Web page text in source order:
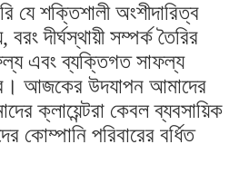
যে শক্তিশালী অংশীদারিত্ব
দীর্ঘস্থায়ী সম্পর্ক তৈরির
এবং ব্যক্তিগত সাফল্য
আজকের উদযাপন আমাদের
ক্লায়েন্টরা কেবল ব্যবসায়িক
কোম্পানি পরিবারের বর্ধিত